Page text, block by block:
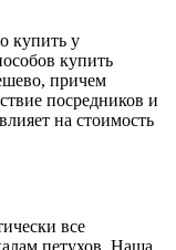
купить у
купить
причем
посредников и
на стоимость
все
петухов. Наша